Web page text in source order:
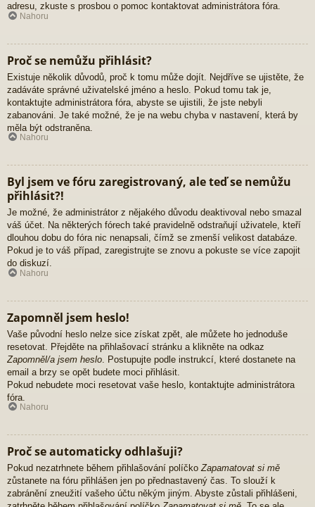
adresu, zkuste s prosbou o pomoc kontaktovat administrátora fóra.
Nahoru
Proč se nemůžu přihlásit?
Existuje několik důvodů, proč k tomu může dojít. Nejdříve se ujistěte, že
zadáváte správné uživatelské jméno a heslo. Pokud tomu tak je,
kontaktujte administrátora fóra, abyste se ujistili, že jste nebyli
zabanováni. Je také možné, že je na webu chyba v nastavení, která by
měla být odstraněna.
Nahoru
Byl jsem ve fóru zaregistrovaný, ale teď se nemůžu
přihlásit?!
Je možné, že administrátor z nějakého důvodu deaktivoval nebo smazal
váš účet. Na některých fórech také pravidelně odstraňují uživatele, kteří
dlouhou dobu do fóra nic nenapsali, čímž se zmenší velikost databáze.
Pokud je to váš případ, zaregistrujte se znovu a pokuste se více zapojit
do diskuzí.
Nahoru
Zapomněl jsem heslo!
Vaše původní heslo nelze sice získat zpět, ale můžete ho jednoduše
resetovat. Přejděte na přihlašovací stránku a klikněte na odkaz
Zapomněl/a jsem heslo . Postupujte podle instrukcí, které dostanete na
email a brzy se opět budete moci přihlásit.
Pokud nebudete moci resetovat vaše heslo, kontaktujte administrátora
fóra.
Nahoru
Proč se automaticky odhlašuji?
Pokud nezatrhnete během přihlašování políčkoZapamatovat si mě
zůstanete na fóru přihlášen jen po přednastavený čas. To slouží k
zabránění zneužití vašeho účtu někým jiným. Abyste zůstali přihlášeni,